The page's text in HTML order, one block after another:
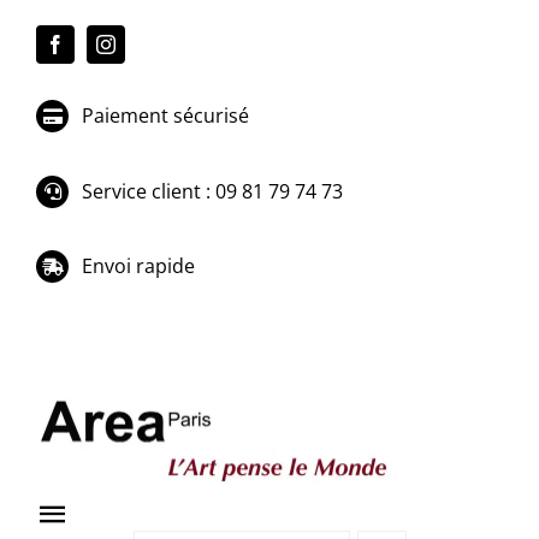
Paiement sécurisé
Service client : 09 81 79 74 73
Envoi rapide